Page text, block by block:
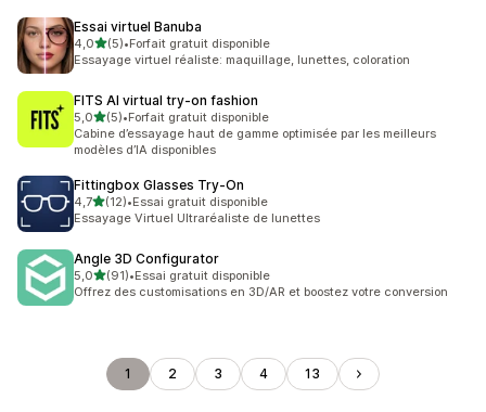
Essai virtuel Banuba
4,0étoile(s) sur 5
(5)
5 avis au total
•Forfait gratuit disponible
Essayage virtuel réaliste: maquillage, lunettes, coloration
FITS AI virtual try‑on fashion
5,0étoile(s) sur 5
(5)
5 avis au total
•Forfait gratuit disponible
Cabine d’essayage haut de gamme optimisée par les meilleurs
modèles d’IA disponibles
Fittingbox Glasses Try‑On
4,7étoile(s) sur 5
(12)
12 avis au total
•Essai gratuit disponible
Essayage Virtuel Ultraréaliste de lunettes
Angle 3D Configurator
5,0étoile(s) sur 5
(91)
91 avis au total
•Essai gratuit disponible
Offrez des customisations en 3D/AR et boostez votre conversion
1 2 3 4 13